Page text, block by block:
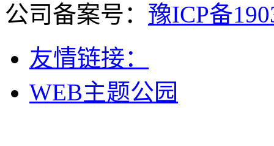
公司备案号： 豫ICP备
友情链接：
WEB主题公园